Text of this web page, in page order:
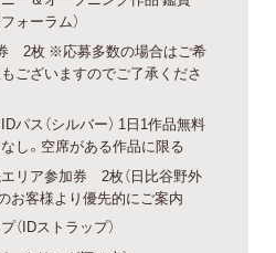
ォーラム）
2枚 ※応募多数の場合はご希
ございますのでご了承くださ
パス（シルバー） 1日1作品無料
し。空席がある作品に限る
リア参加券 2枚（日比谷野外
お客様より優先的にご案内
（IDストラップ）